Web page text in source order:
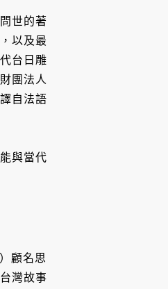
世的著
以及最
台日雕
團法人
自法語
與當代
顧名思
灣故事